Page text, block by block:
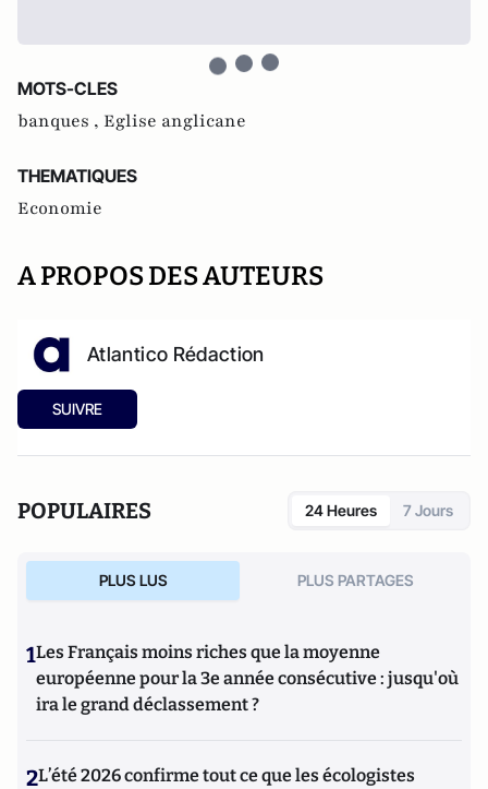
MOTS-CLES
banques , Eglise anglicane
THEMATIQUES
Economie
A PROPOS DES AUTEURS
Atlantico Rédaction
SUIVRE
POPULAIRES 24 Heures 7 Jours
PLUS LUS PLUS PARTAGES
1Les Français moins riches que la moyenne
européenne pour la 3e année consécutive : jusqu'où
ira le grand déclassement ?
2L’été 2026 confirme tout ce que les écologistes